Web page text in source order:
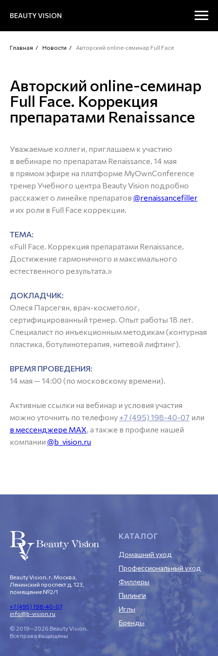
BEAUTY VISION
Главная / Новости / Авторский online-семинар Full Face
Авторский online-семинар
Full Face. Коррекция
препаратами Renaissance
Уважаемые коллеги, приглашаем к участию
в вебинаре по препаратам Renaissance. 14 мая
в прямом эфире на платформе MyOwnConference
тренер Учебного центра Beauty Vision подробно
расскажет о линейке препаратов @renaissancefiller
и их роли в Full Face коррекции.
ТЕМА:
«Full Face. Коррекция препаратами Renaissance.
Достижение гармоничного и максимального
естественного результата.»
ДОКЛАДЧИК:
Олеся Парсегян, врач-косметолог,
сертифицированный тренер. Опыт работы 18 лет.
Специалист по инъекционным методикам (контурная
пластика, ботулинотерапия, нитевой лифтинг).
ВРЕМЯ ПРОВЕДЕНИЯ:
14 мая — 14:00 (по московскому времени).
Активные ссылки на вебинар и условия участия
можно уточнить по телефону+7 (495) 198-40-07 или
в мессенджере MAX, а также в профиле нашей
компании @b_vision.ru
Beauty Vision. г. Москва,
Ленинский проспект д. 123,
помещение №2/1
+7 (495) 198-40-07
info@b-vision.ru
© 2019—2026 Beauty Vision.
Все права защищены
КАТАЛОГ
Домашний уход
Профессиональный уход
Филлеры
Пилинги
Иглы
Бренды